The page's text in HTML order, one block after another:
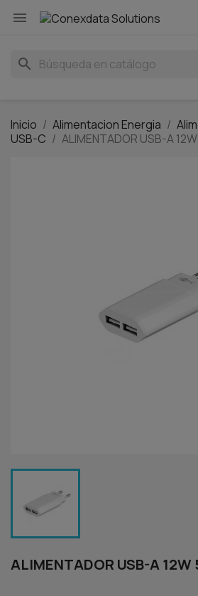

search
Inicio Alimentacion Energia
USB-C
ALIMENTADOR USB-A
ALIMENTADOR USB-A 12W